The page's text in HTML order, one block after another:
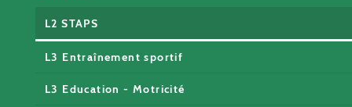
L2 STAPS
L3 Entraînement sportif
L3 Education - Motricité